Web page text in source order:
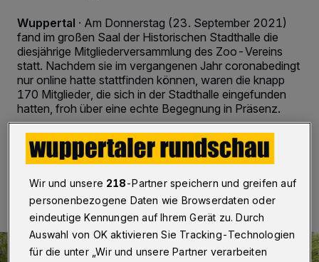
Wuppertal · Am Donnerstag (23. September 2021)
fand im großen Saal der Historischen Stadthalle die
diesjährige Mitgliederversammlung des Zoo-Vereins
statt. Nachdem sie im vergangenen Jahr coronabedingt
nur online hatte stattfinden können, waren die knapp
170 Mitglieder, die sich in der Stadthalle eingefunden
hatten, froh über eine echte Begegnung in Präsenz.
24.09.2021 , 14:30 Uhr 2 Minuten Lesezeit
Wir und unsere 218-Partner speichern und greifen auf
personenbezogene Daten wie Browserdaten oder
eindeutige Kennungen auf Ihrem Gerät zu. Durch
Auswahl von OK aktivieren Sie Tracking-Technologien
für die unter „Wir und unsere Partner verarbeiten